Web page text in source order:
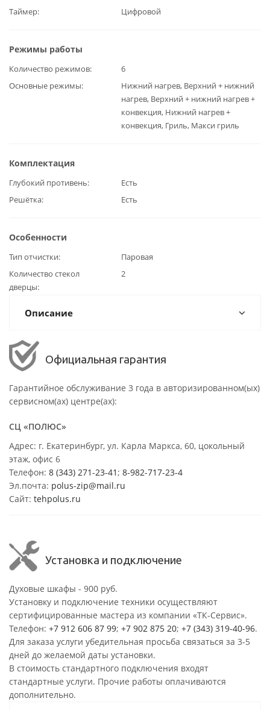
Таймер Цифровой
Режимы работы
Количество режимов
6
Основные режимы
Нижний нагрев, Верхний + нижний
нагрев, Верхний + нижний нагрев +
конвекция, Нижний нагрев +
конвекция, Гриль, Макси гриль
Комплектация
Глубокий противень
Есть
Решётка
Есть
Особенности
Тип отчистки
Паровая
Количество стекол
дверцы
2
Описание
Официальная гарантия
Гарантийное обслуживание 3 года в авторизированном(ых)
сервисном(ах) центре(ах):
СЦ «ПОЛЮС»
Адрес: г. Екатеринбург, ул. Карла Маркса, 60, цокольный
этаж, офис 6
Телефон: 8 (343) 271-23-41 ; 8-982-717-23-4
Эл.почта: polus-zip@mail.ru
Сайт: tehpolus.ru
Установка и подключение
Духовые шкафы - 900 руб.
Установку и подключение техники осуществляют
сертифицированные мастера из компании «ТК-Сервис».
Телефон: +7 912 606 87 99; +7 902 875 20; +7 (343) 319-40-96.
Для заказа услуги убедительная просьба связаться за 3-5
дней до желаемой даты установки.
В стоимость стандартного подключения входят
стандартные услуги. Прочие работы оплачиваются
дополнительно.